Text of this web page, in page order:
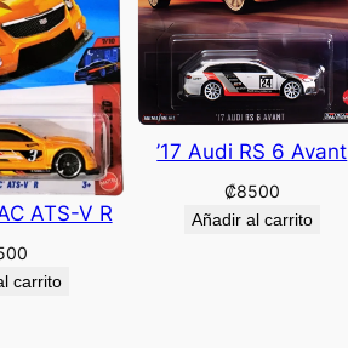
ATS-V R
carrito
’17 Audi RS 6 Avant
₡8500
Añadir al carrito